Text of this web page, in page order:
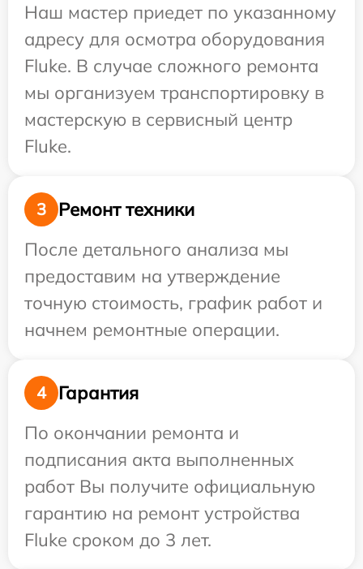
Наш мастер приедет по указанному
адресу для осмотра оборудования
Fluke. В случае сложного ремонта
мы организуем транспортировку в
мастерскую в сервисный центр
Fluke.
3
Ремонт техники
После детального анализа мы
предоставим на утверждение
точную стоимость, график работ и
начнем ремонтные операции.
4
Гарантия
По окончании ремонта и
подписания акта выполненных
работ Вы получите официальную
гарантию на ремонт устройства
Fluke сроком до 3 лет.